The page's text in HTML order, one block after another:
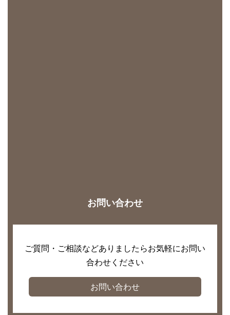
お問い合わせ
ご質問・ご相談などありましたらお気軽にお問い
合わせください
お問い合わせ